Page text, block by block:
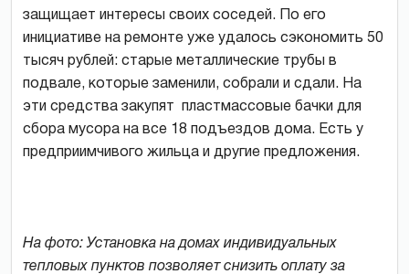
защищает интересы своих соседей. По его
инициативе на ремонте уже удалось сэкономить 50
тысяч рублей: старые металлические трубы в
подвале, которые заменили, собрали и сдали. На
эти средства закупят пластмассовые бачки для
сбора мусора на все 18 подъездов дома. Есть у
предприимчивого жильца и другие предложения.
На фото: Установка на домах индивидуальных
тепловых пунктов позволяет снизить оплату за